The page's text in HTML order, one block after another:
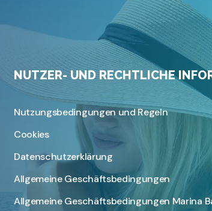
NUTZER- UND RECHTLICHE
Nutzungsbedingungen und Regeln
Cookies
Datenschutzerklärung
Allgemeine Geschäftsbedingungen
Allgemeine Geschäftsbedingungen Marina